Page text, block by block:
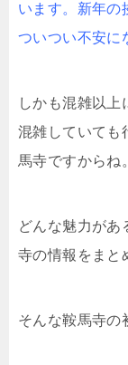
います。新年の
ついつい不安に
しかも混雑以上
混雑していても
馬寺ですからね。
どんな魅力があ
寺の情報をまと
そんな鞍馬寺の